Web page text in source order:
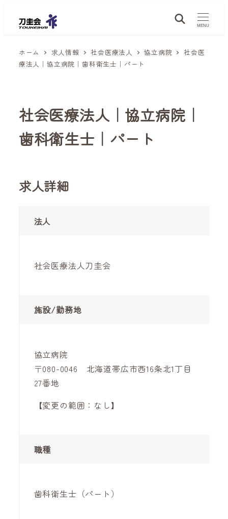
MENU
ホーム 求人情報 社会医療法人 協立病院
社会医
療法人｜協立病院｜歯科衛生士｜パート
社会医療法人｜協立病院｜
歯科衛生士｜パート
求人詳細
法人
社会医療法人刀圭会
施設/勤務地
協立病院
〒080-0046 北海道帯広市西16条北1丁目
27番地
【変更の範囲：なし】
職種
歯科衛生士（パート）